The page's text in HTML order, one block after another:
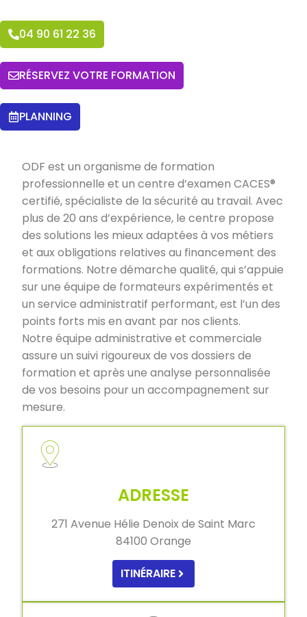
04 90 61 22 36
RÉSERVEZ VOTRE FORMATION
PLANNING
ODF est un organisme de formation
professionnelle et un centre d’examen CACES®
certifié, spécialiste de la sécurité au travail. Avec
plus de 20 ans d’expérience, le centre propose
des solutions les mieux adaptées à vos métiers
et aux obligations relatives au financement des
formations. Notre démarche qualité, qui s’appuie
sur une équipe de formateurs expérimentés et
un service administratif performant, est l’un des
points forts mis en avant par nos clients.
Notre équipe administrative et commerciale
assure un suivi rigoureux de vos dossiers de
formation et après une analyse personnalisée
de vos besoins pour un accompagnement sur
mesure.
ADRESSE
271 Avenue Hélie Denoix de Saint Marc
84100 Orange
ITINÉRAIRE